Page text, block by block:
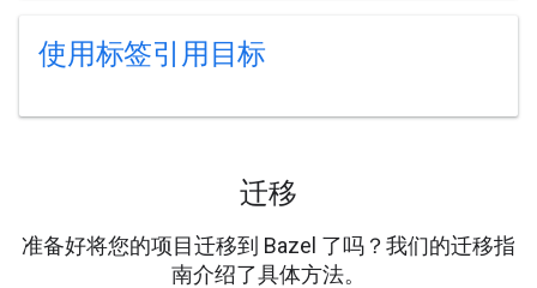
使用标签引用目标
迁移
准备好将您的项目迁移到 Bazel 了吗？我们的迁移指
南介绍了具体方法。